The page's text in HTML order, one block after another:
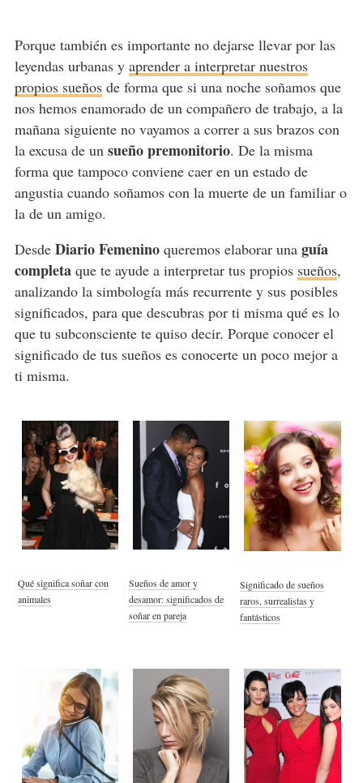
Porque también es importante no dejarse llevar por las
leyendas urbanas y aprender a interpretar nuestros
propios sueñosde forma que si una noche soñamos que
nos hemos enamorado de un compañero de trabajo, a la
mañana siguiente no vayamos a correr a sus brazos con
la excusa de un sueño premonitorio. De la misma
forma que tampoco conviene caer en un estado de
angustia cuando soñamos con la muerte de un familiar o
la de un amigo.
Desde Diario Femeninoqueremos elaborar una guía
completaque te ayude a interpretar tus propios sueños,
analizando la simbología más recurrente y sus posibles
significados, para que descubras por ti misma qué es lo
que tu subconsciente te quiso decir. Porque conocer el
significado de tus sueños es conocerte un poco mejor a
ti misma.
Qué significa soñar con
animales
Sueños de amor y
desamor: significados de
soñar en pareja
Significado de sueños
raros, surrealistas y
fantásticos